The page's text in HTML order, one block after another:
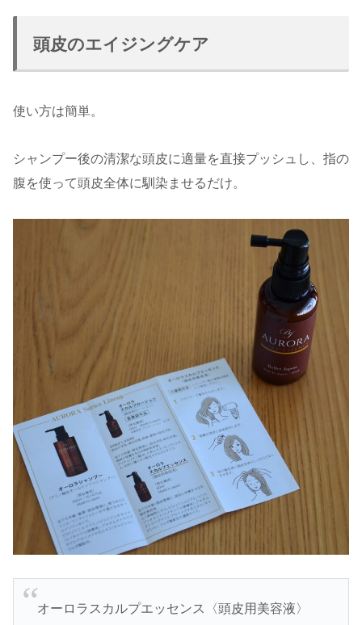
頭皮のエイジングケア
使い方は簡単。
シャンプー後の清潔な頭皮に適量を直接プッシュし、指の
腹を使って頭皮全体に馴染ませるだけ。
オーロラスカルプエッセンス〈頭皮用美容液〉